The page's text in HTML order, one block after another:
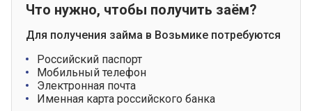
Что нужно, чтобы получить заём?
Для получения займа в Возьмике потребуются
Российский паспорт
Мобильный телефон
Электронная почта
Именная карта российского банка